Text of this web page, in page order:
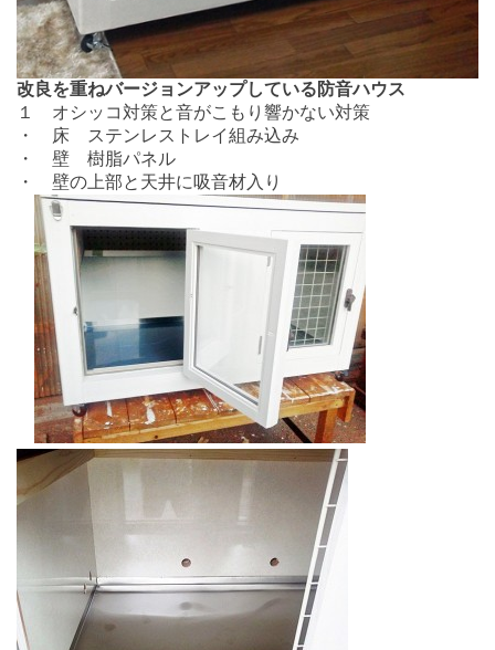
改良を重ねバージョンアップしている防音ハウス
１ オシッコ対策と音がこもり響かない対策
・ 床 ステンレストレイ組み込み
・ 壁 樹脂パネル
・ 壁の上部と天井に吸音材入り